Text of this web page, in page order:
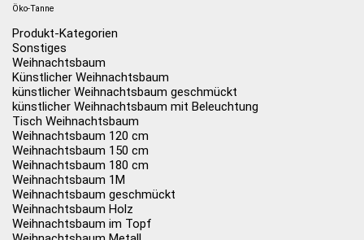
Öko-Tanne
Produkt-Kategorien
Sonstiges
Weihnachtsbaum
Künstlicher Weihnachtsbaum
künstlicher Weihnachtsbaum geschmückt
künstlicher Weihnachtsbaum mit Beleuchtung
Tisch Weihnachtsbaum
Weihnachtsbaum 120 cm
Weihnachtsbaum 150 cm
Weihnachtsbaum 180 cm
Weihnachtsbaum 1M
Weihnachtsbaum geschmückt
Weihnachtsbaum Holz
Weihnachtsbaum im Topf